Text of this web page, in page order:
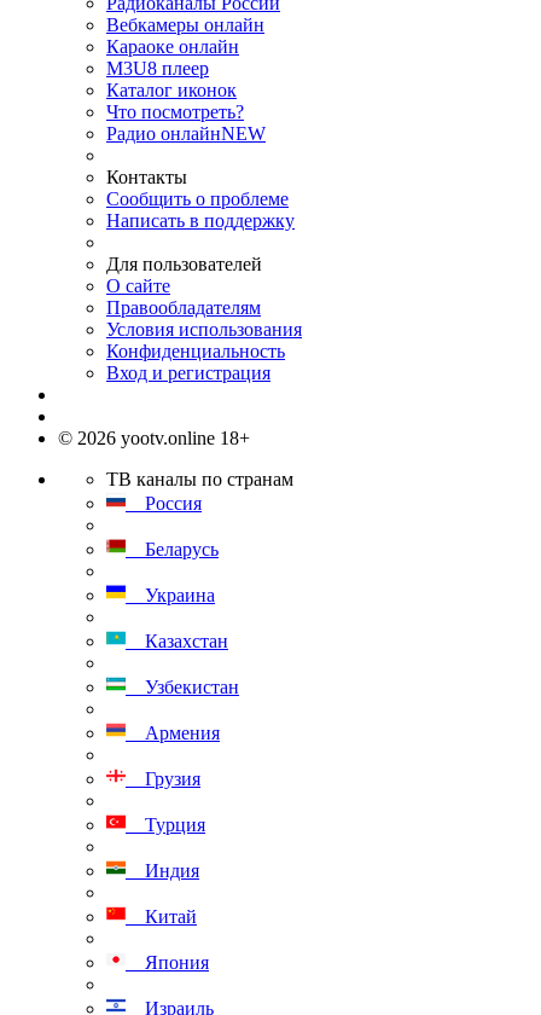
Вебкамеры онлайн
Караоке онлайн
M3U8 плеер
Каталог иконок
Что посмотреть?
Радио онлайнNEW
Контакты
Сообщить о проблеме
Написать в поддержку
Для пользователей
О сайте
Правообладателям
Условия использования
Конфиденциальность
Вход и регистрация
© 2026 yootv.online 18+
ТВ каналы по странам
Россия
Беларусь
Украина
Казахстан
Узбекистан
Армения
Грузия
Турция
Индия
Китай
Япония
Израиль